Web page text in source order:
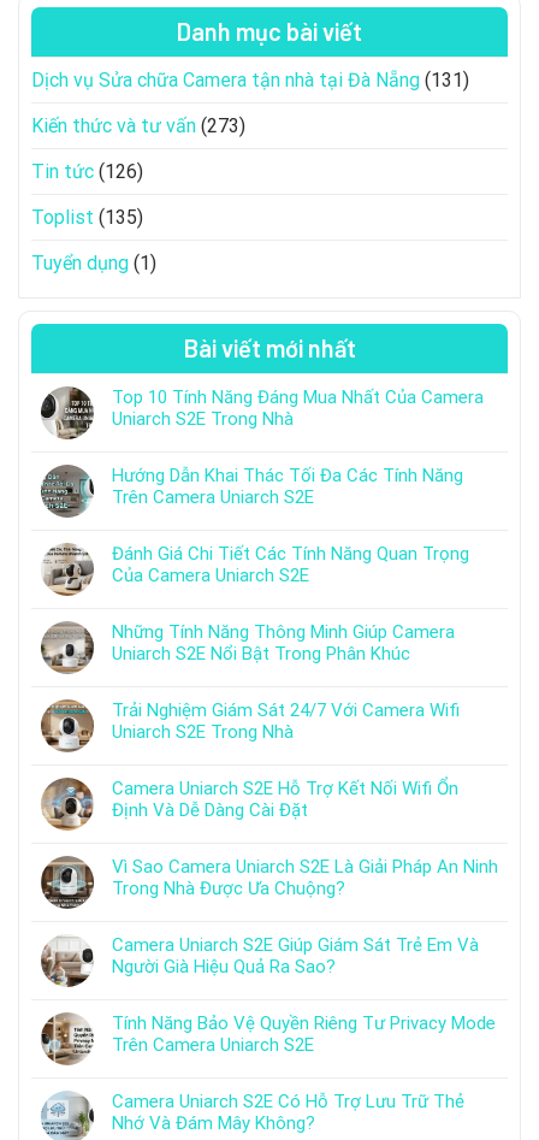
Danh mục bài viết
Dịch vụ Sửa chữa Camera tận nhà tại Đà Nẵng (131)
Kiến thức và tư vấn (273)
Tin tức (126)
Toplist (135)
Tuyển dụng (1)
Bài viết mới nhất
Top 10 Tính Năng Đáng Mua Nhất Của Camera
Uniarch S2E Trong Nhà
Hướng Dẫn Khai Thác Tối Đa Các Tính Năng
Trên Camera Uniarch S2E
Đánh Giá Chi Tiết Các Tính Năng Quan Trọng
Của Camera Uniarch S2E
Những Tính Năng Thông Minh Giúp Camera
Uniarch S2E Nổi Bật Trong Phân Khúc
Trải Nghiệm Giám Sát 24/7 Với Camera Wifi
Uniarch S2E Trong Nhà
Camera Uniarch S2E Hỗ Trợ Kết Nối Wifi Ổn
Định Và Dễ Dàng Cài Đặt
Vì Sao Camera Uniarch S2E Là Giải Pháp An Ninh
Trong Nhà Được Ưa Chuộng?
Camera Uniarch S2E Giúp Giám Sát Trẻ Em Và
Người Già Hiệu Quả Ra Sao?
Tính Năng Bảo Vệ Quyền Riêng Tư Privacy Mode
Trên Camera Uniarch S2E
Camera Uniarch S2E Có Hỗ Trợ Lưu Trữ Thẻ
Nhớ Và Đám Mây Không?